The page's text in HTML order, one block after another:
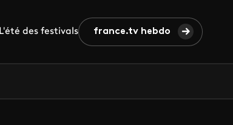
L'été des festivals france.tv hebdo